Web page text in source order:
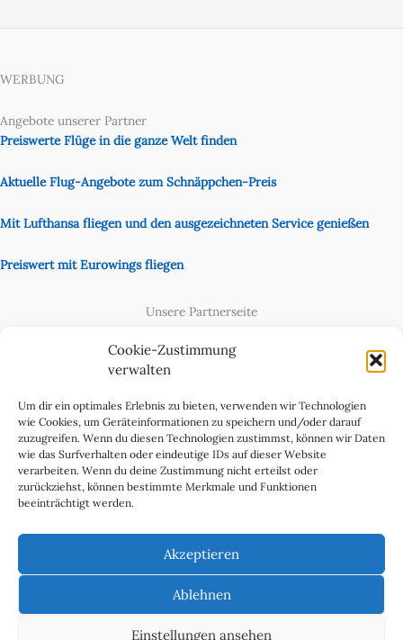
Cookie-Zustimmung
verwalten
Um dir ein optimales Erlebnis zu bieten, verwenden wir Technologien
wie Cookies, um Geräteinformationen zu speichern und/oder darauf
zuzugreifen. Wenn du diesen Technologien zustimmst, können wir Daten
wie das Surfverhalten oder eindeutige IDs auf dieser Website
verarbeiten. Wenn du deine Zustimmung nicht erteilst oder
zurückziehst, können bestimmte Merkmale und Funktionen
beeinträchtigt werden.
Akzeptieren
Ablehnen
Einstellungen ansehen
WERBUNG
Angebote unserer Partner
Preiswerte Flüge in die ganze Welt finden
Aktuelle Flug-Angebote zum Schnäppchen-Preis
Mit Lufthansa fliegen und den ausgezeichneten Service genießen
Preiswert mit Eurowings fliegen
Unsere Partnerseite
Cookie-Richtlinie (EU)
Datenschutzerklärung
Impressum & Kontakt
Über uns
Werben Sie in WeltReisender Magazin